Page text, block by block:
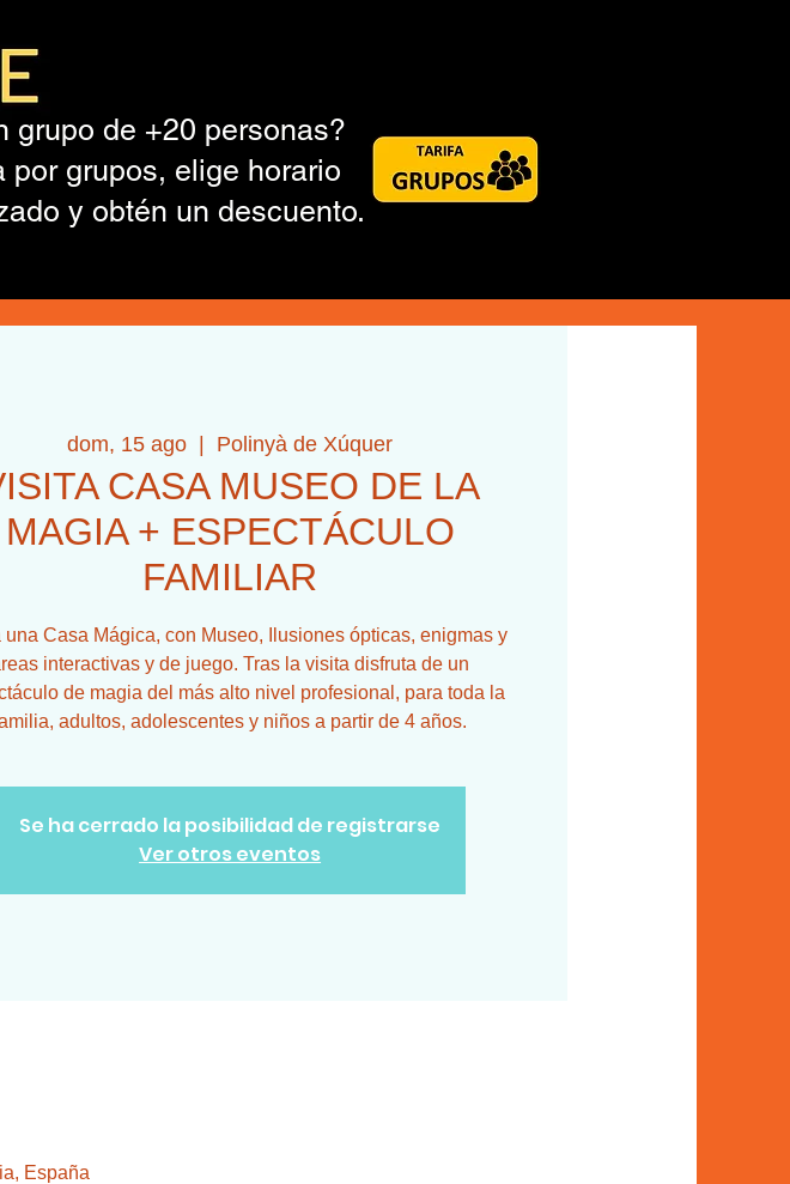
grupo de +20 personas?
por grupos, elige horario
y obtén un descuento.
dom, 15 ago Polinyà de Xúquer
CASA MUSEO DE LA
MAGIA + ESPECTÁCULO
FAMILIAR
una Casa Mágica, con Museo, Ilusiones ópticas, enigmas y
interactivas y de juego. Tras la visita disfruta de un
de magia del más alto nivel profesional, para toda la
adultos, adolescentes y niños a partir de 4 años.
Se ha cerrado la posibilidad de registrarse
Ver otros eventos
España